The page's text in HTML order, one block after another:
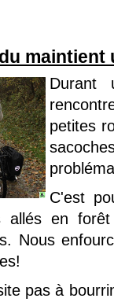
Durant
petites
C'est
allés en
Nous
pas à